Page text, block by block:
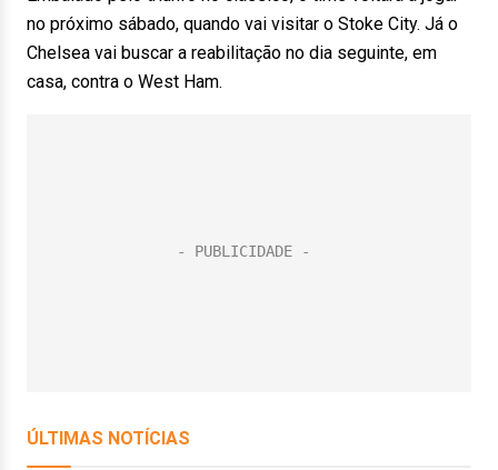
no próximo sábado, quando vai visitar o Stoke City. Já o
Chelsea vai buscar a reabilitação no dia seguinte, em
casa, contra o West Ham.